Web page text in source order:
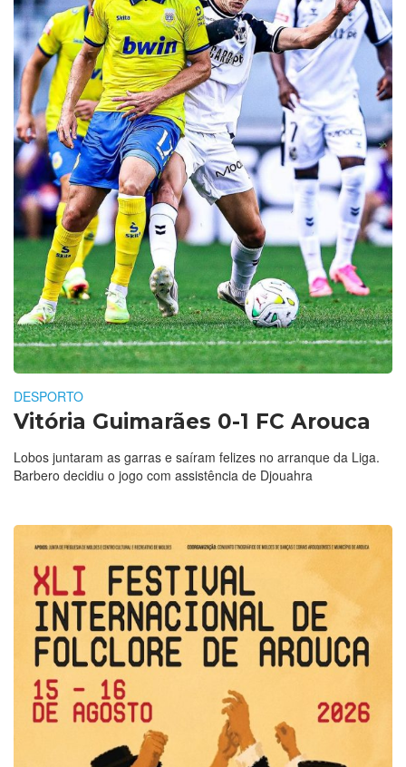
DESPORTO
Vitória Guimarães 0-1 FC Arouca
Lobos juntaram as garras e saíram felizes no arranque da Liga.
Barbero decidiu o jogo com assistência de Djouahra